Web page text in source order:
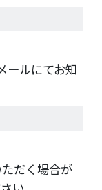
ールにてお知
だく場合が